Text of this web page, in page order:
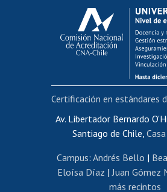
Calificación
Postulación al
Funcionarias/
Cursos internos de
Bienestar del
Portal de movilidad
Certificado de
Certificado de renta
Editar páginas
Av. Libertador Bernardo
Santiago de Chile,
Campus: Andrés Bello |
Eloísa Díaz | Juan Gómez
más recintos
Certificación en estándares